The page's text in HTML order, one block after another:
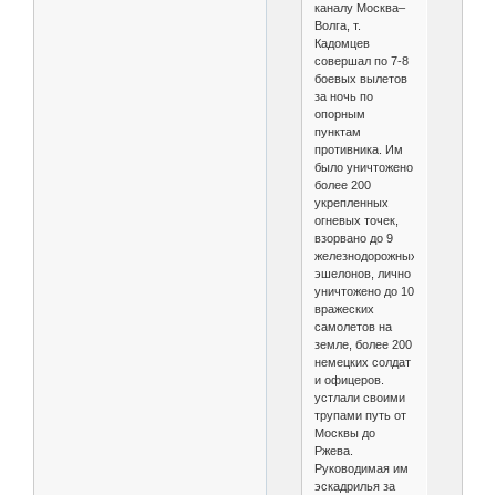
каналу Москва–
Волга, т.
Кадомцев
совершал по 7-8
боевых вылетов
за ночь по
опорным
пунктам
противника. Им
было уничтожено
более 200
укрепленных
огневых точек,
взорвано до 9
железнодорожных
эшелонов, лично
уничтожено до 10
вражеских
самолетов на
земле, более 200
немецких солдат
и офицеров.
устлали своими
трупами путь от
Москвы до
Ржева.
Руководимая им
эскадрилья за